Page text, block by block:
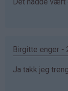
Birgitte enger -
Ja takk jeg